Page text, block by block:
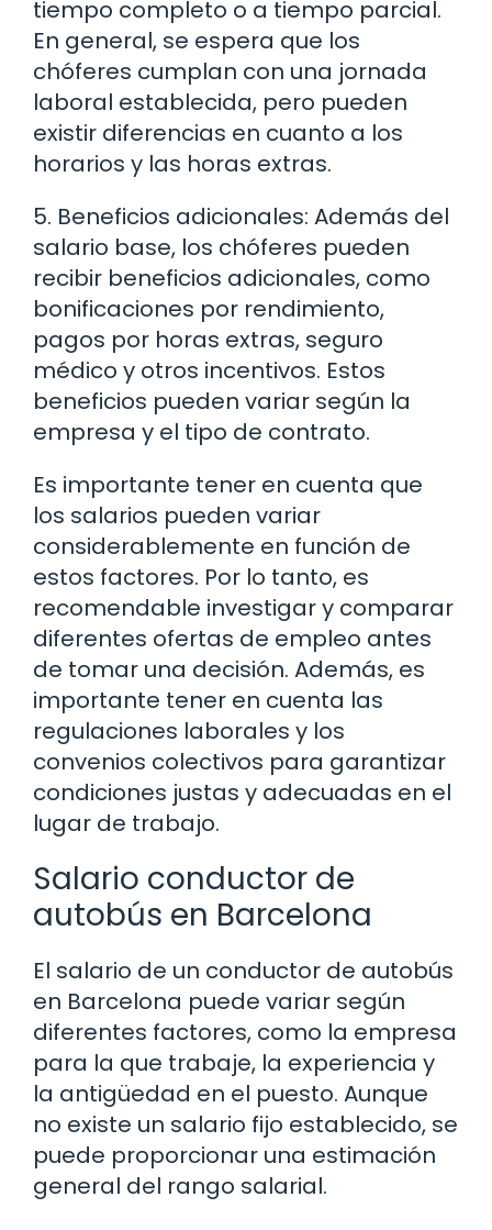
tiempo completo o a tiempo parcial.
En general, se espera que los
chóferes cumplan con una jornada
laboral establecida, pero pueden
existir diferencias en cuanto a los
horarios y las horas extras.
5. Beneficios adicionales: Además del
salario base, los chóferes pueden
recibir beneficios adicionales, como
bonificaciones por rendimiento,
pagos por horas extras, seguro
médico y otros incentivos. Estos
beneficios pueden variar según la
empresa y el tipo de contrato.
Es importante tener en cuenta que
los salarios pueden variar
considerablemente en función de
estos factores. Por lo tanto, es
recomendable investigar y comparar
diferentes ofertas de empleo antes
de tomar una decisión. Además, es
importante tener en cuenta las
regulaciones laborales y los
convenios colectivos para garantizar
condiciones justas y adecuadas en el
lugar de trabajo.
Salario conductor de
autobús en Barcelona
El salario de un conductor de autobús
en Barcelona puede variar según
diferentes factores, como la empresa
para la que trabaje, la experiencia y
la antigüedad en el puesto. Aunque
no existe un salario fijo establecido, se
puede proporcionar una estimación
general del rango salarial.